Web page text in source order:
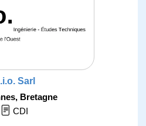
Sarl
, Bretagne
CDI